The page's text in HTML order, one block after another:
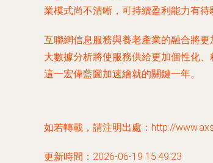
業模式尚不清晰，可持續盈利能力有
互聯網信息服務與養老產業的融合將
大數據分析將使服務供給更加個性化
這一宏偉藍圖加速繪就的關鍵一年。
如若轉載，請注明出處：http://
更新時間：2026-06-19 15:49:23